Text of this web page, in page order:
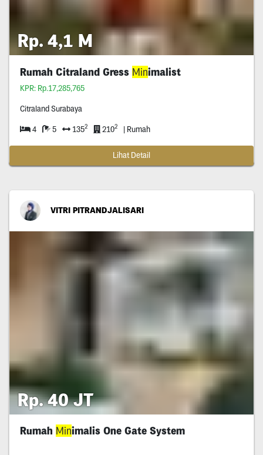
Rp. 4,1 M
Rumah Citraland Gress Minimalist
KPR: Rp.17,285,765
Citraland Surabaya
4 5 1352 2102 | Rumah
Lihat Detail
VITRI PITRANDJALISARI
Rp. 40 JT
Rumah Minimalis One Gate System